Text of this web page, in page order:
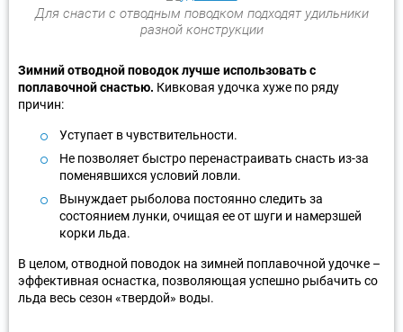
Для снасти с отводным поводком подходят удильники
разной конструкции
Зимний отводной поводок лучше использовать с
поплавочной снастью. Кивковая удочка хуже по ряду
причин:
Уступает в чувствительности.
Не позволяет быстро перенастраивать снасть из-за
поменявшихся условий ловли.
Вынуждает рыболова постоянно следить за
состоянием лунки, очищая ее от шуги и намерзшей
корки льда.
В целом, отводной поводок на зимней поплавочной удочке –
эффективная оснастка, позволяющая успешно рыбачить со
льда весь сезон «твердой» воды.